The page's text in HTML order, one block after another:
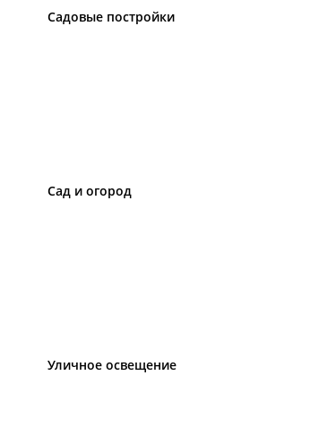
Садовые постройки
Сад и огород
Уличное освещение